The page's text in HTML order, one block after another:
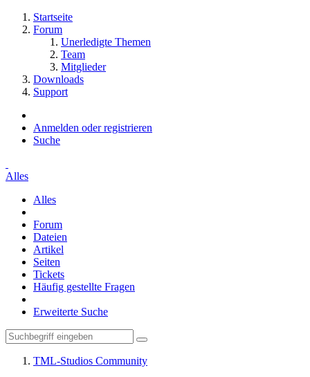
Startseite
Forum
Unerledigte Themen
Team
Mitglieder
Downloads
Support
Anmelden oder registrieren
Suche
Alles
Alles
Forum
Dateien
Artikel
Seiten
Tickets
Häufig gestellte Fragen
Erweiterte Suche
TML-Studios Community